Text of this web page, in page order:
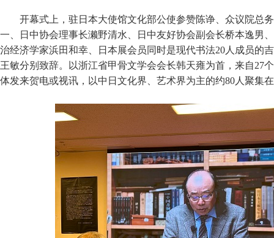
开幕式上，驻日本大使馆文化部公使参赞陈诤、众议院总
一、日中协会理事长濑野清水、日中友好协会副会长桥本逸男
治经济学家浜田和幸、日本展会员同时是现代书法20人成员的
王敏分别致辞。以浙江省甲骨文学会会长韩天雍为首，来自27
体发来贺电或视讯，以中日文化界、艺术界为主的约80人聚集